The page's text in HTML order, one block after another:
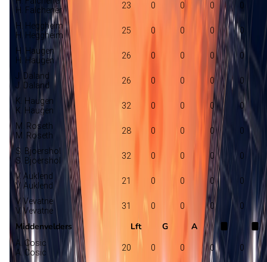
H. Falchener
23 0 0 0 0
H. Heggheim
H. Heggheim
25 0 0 0 0
H. Haugen
H. Haugen
26 0 0 0 0
J. Daland
J. Daland
26 0 0 0 0
K. Haugen
K. Haugen
32 0 0 0 0
M. Roseth
M. Roseth
28 0 0 0 0
S. Bjoershol
S. Bjoershol
32 0 0 0 0
V. Auklend
V. Auklend
21 0 0 0 0
V. Vevatne
V. Vevatne
31 0 0 0 0
Middenvelders Lft G A
A. Cosic
A. Cosic
20 0 0 0 0